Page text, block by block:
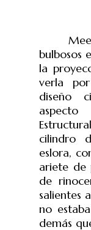
bulbosos
la
verla
diseño
cilindro
eslora,
ariete de
de
salientes
no
demás